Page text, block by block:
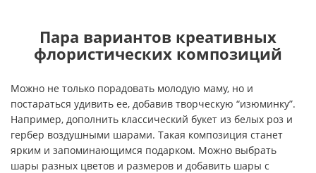
Пара вариантов креативных
флористических композиций
Можно не только порадовать молодую маму, но и
постараться удивить ее, добавив творческую “изюминку”.
Например, дополнить классический букет из белых роз и
гербер воздушными шарами. Такая композиция станет
ярким и запоминающимся подарком. Можно выбрать
шары разных цветов и размеров и добавить шары с